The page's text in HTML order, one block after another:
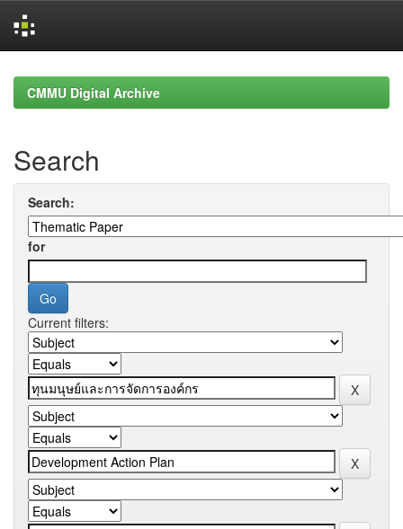
navigationCMMU Digital Archive
Search
Search:
for
Current filters: